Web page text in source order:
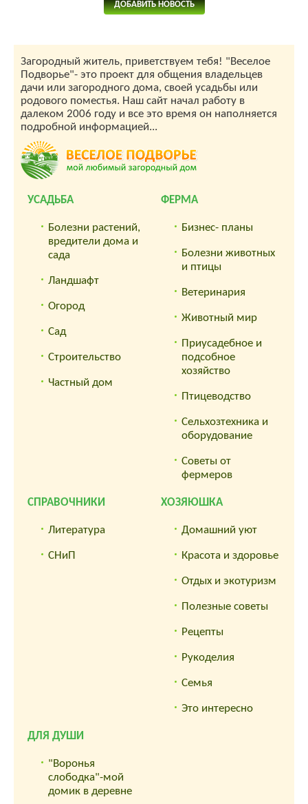
ДОБАВИТЬ НОВОСТЬ
Загородный житель, приветствуем тебя! "Веселое
Подворье"- это проект для общения владельцев
дачи или загородного дома, своей усадьбы или
родового поместья. Наш сайт начал работу в
далеком 2006 году и все это время он наполняется
подробной информацией...
УСАДЬБА
Болезни растений,
вредители дома и
сада
Ландшафт
Огород
Сад
Строительство
Частный дом
ФЕРМА
Бизнес- планы
Болезни животных
и птицы
Ветеринария
Животный мир
Приусадебное и
подсобное
хозяйство
Птицеводство
Сельхозтехника и
оборудование
Советы от
фермеров
СПРАВОЧНИКИ
Литература
СНиП
ХОЗЯЮШКА
Домашний уют
Красота и здоровье
Отдых и экотуризм
Полезные советы
Рецепты
Рукоделия
Семья
Это интересно
ДЛЯ ДУШИ
"Воронья
слободка"-мой
домик в деревне